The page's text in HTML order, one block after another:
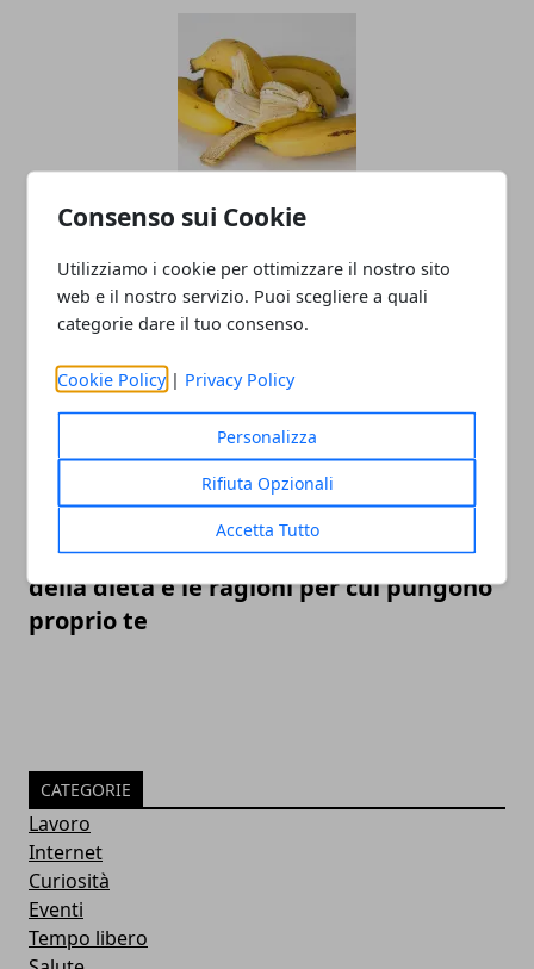
Consenso sui Cookie
Utilizziamo i cookie per ottimizzare il nostro sito
web e il nostro servizio. Puoi scegliere a quali
categorie dare il tuo consenso.
Cookie Policy | Privacy Policy
Personalizza
Rifiuta Opzionali
Accetta Tutto
La verità sulla buccia di banane e
avocado: perché non dovresti ignorare
la pulizia
Come tenere lontane le zanzare: il ruolo
della dieta e le ragioni per cui pungono
proprio te
CATEGORIE
Lavoro
Internet
Curiosità
Eventi
Tempo libero